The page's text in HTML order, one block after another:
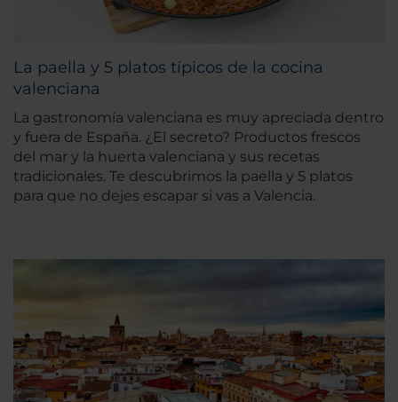
La paella y 5 platos típicos de la cocina
valenciana
La gastronomía valenciana es muy apreciada dentro
y fuera de España. ¿El secreto? Productos frescos
del mar y la huerta valenciana y sus recetas
tradicionales. Te descubrimos la paella y 5 platos
para que no dejes escapar si vas a Valencia.